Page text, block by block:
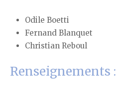
Odile Boetti
Fernand Blanquet
Christian Reboul
Renseignements :